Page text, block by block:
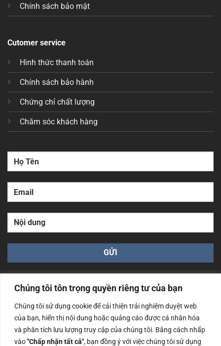
Chúng tôi tôn trọng quyền riêng tư của bạn
Chúng tôi sử dụng cookie để cải thiện trải nghiệm duyệt web
của bạn, hiển thị nội dung hoặc quảng cáo được cá nhân hóa
và phân tích lưu lượng truy cập của chúng tôi. Bằng cách nhấp
vào"Chấp nhận tất cả", bạn đồng ý với việc chúng tôi sử dụng
Chính sách bảo mật
Cutomer service
Hình thức thanh toán
Chính sách bảo hành
Chứng chỉ chất lượng
Chăm sóc khách hàng
Công ty TNHH Nam Bình Xương - Số ĐKKD: 0108783483
cấp ngày 14/06/2019 bởi Sở Kế Hoạch và Đầu Tư Tp. Hà
Nội